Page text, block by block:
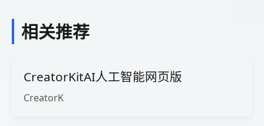
相关推荐
CreatorKitAI人工智能网页版
CreatorK